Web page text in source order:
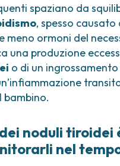
spaziano da
, spesso causato
ormoni del
una produzione
o di un
bambino.
noduli tiroidei
nel